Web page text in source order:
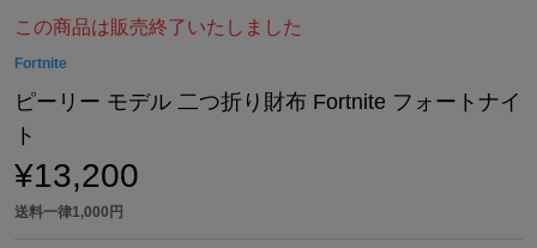
この商品は販売終了いたしました
Fortnite
ピーリー モデル 二つ折り財布 Fortnite フォートナイ
ト
¥13,200
送料一律1,000円